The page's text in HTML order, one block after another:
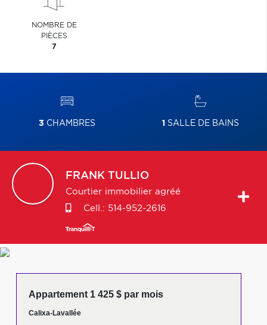
NOMBRE DE
PIÈCES
7
3 CHAMBRES 1 SALLE DE BAINS
FRANK TULLIO
Courtier immobilier agréé
Cell.: 514-952-2616
Appartement 1 425 $ par mois
Calixa-Lavallée